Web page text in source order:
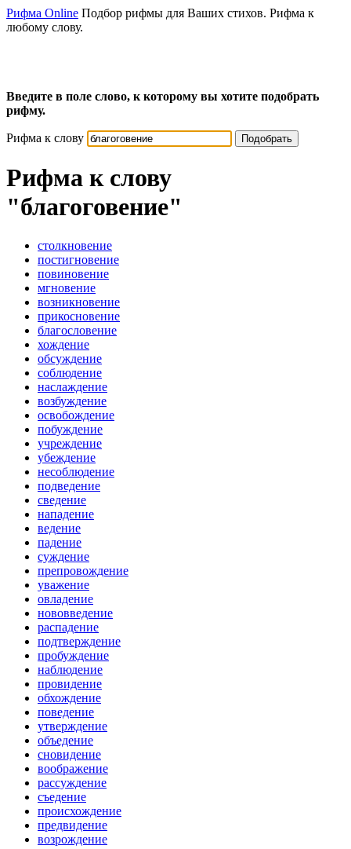
Рифма Online Подбор рифмы для Ваших стихов. Рифма к
любому слову.
Введите в поле слово, к которому вы хотите подобрать
рифму.
Рифма к слову Подобрать
Рифма к слову
"благоговение"
столкновение
постигновение
повиновение
мгновение
возникновение
прикосновение
благословение
хождение
обсуждение
соблюдение
наслаждение
возбуждение
освобождение
побуждение
учреждение
убеждение
несоблюдение
подведение
сведение
нападение
ведение
падение
суждение
препровождение
уважение
овладение
нововведение
распадение
подтверждение
пробуждение
наблюдение
провидение
обхождение
поведение
утверждение
объедение
сновидение
воображение
рассуждение
съедение
происхождение
предвидение
возрождение